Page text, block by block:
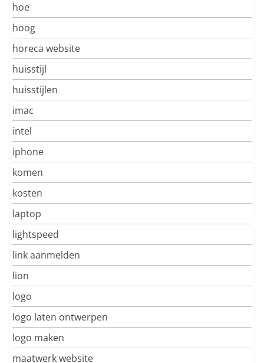
hoe
hoog
horeca website
huisstijl
huisstijlen
imac
intel
iphone
komen
kosten
laptop
lightspeed
link aanmelden
lion
logo
logo laten ontwerpen
logo maken
maatwerk website